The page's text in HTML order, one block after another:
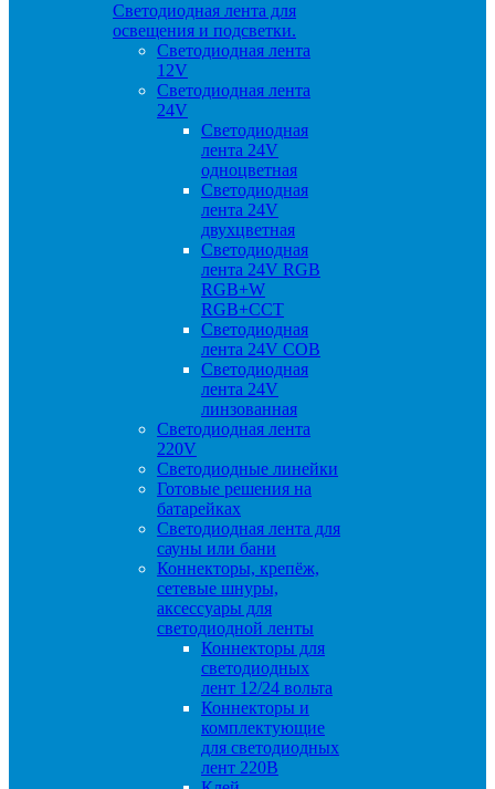
Светодиодная лента для
освещения и подсветки.
Светодиодная лента
12V
Светодиодная лента
24V
Светодиодная
лента 24V
одноцветная
Светодиодная
лента 24V
двухцветная
Светодиодная
лента 24V RGB
RGB+W
RGB+CCT
Светодиодная
лента 24V COB
Светодиодная
лента 24V
линзованная
Светодиодная лента
220V
Светодиодные линейки
Готовые решения на
батарейках
Светодиодная лента для
сауны или бани
Коннекторы, крепёж,
сетевые шнуры,
аксессуары для
светодиодной ленты
Коннекторы для
светодиодных
лент 12/24 вольта
Коннекторы и
комплектующие
для светодиодных
лент 220В